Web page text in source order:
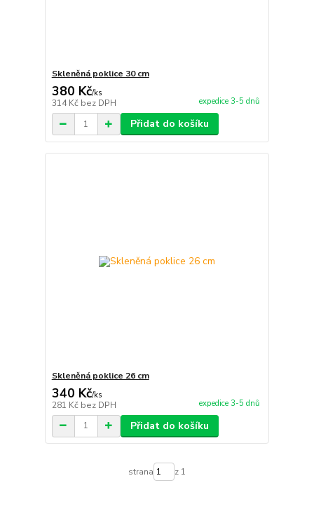
Skleněná poklice 30 cm
380 Kč/ks
314 Kč bez DPH expedice 3-5 dnů
Přidat do košíku
Skleněná poklice 26 cm
340 Kč/ks
281 Kč bez DPH expedice 3-5 dnů
Přidat do košíku
strana z 1